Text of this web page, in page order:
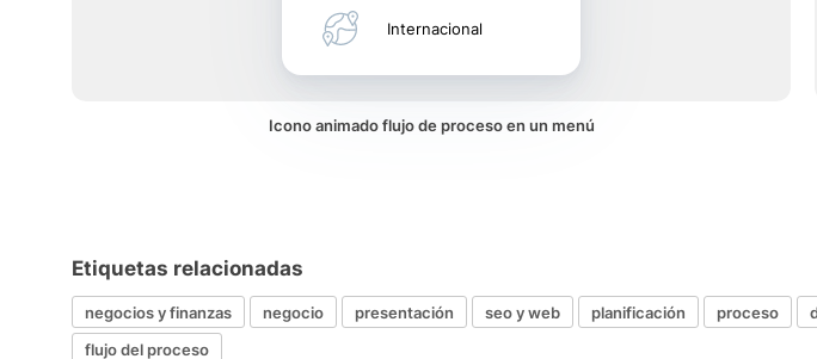
Internacional
Icono animado flujo de proceso en un menú
Etiquetas relacionadas
negocios y finanzas negocio presentación seo y web planificación proceso
flujo del proceso